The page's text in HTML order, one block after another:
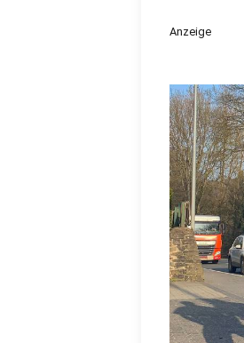
Anzeige